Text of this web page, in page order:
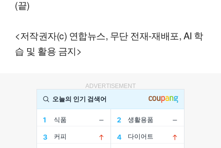
(끝)
<저작권자(c) 연합뉴스, 무단 전재-재배포, AI 학
습 및 활용 금지>
ADVERTISEMENT